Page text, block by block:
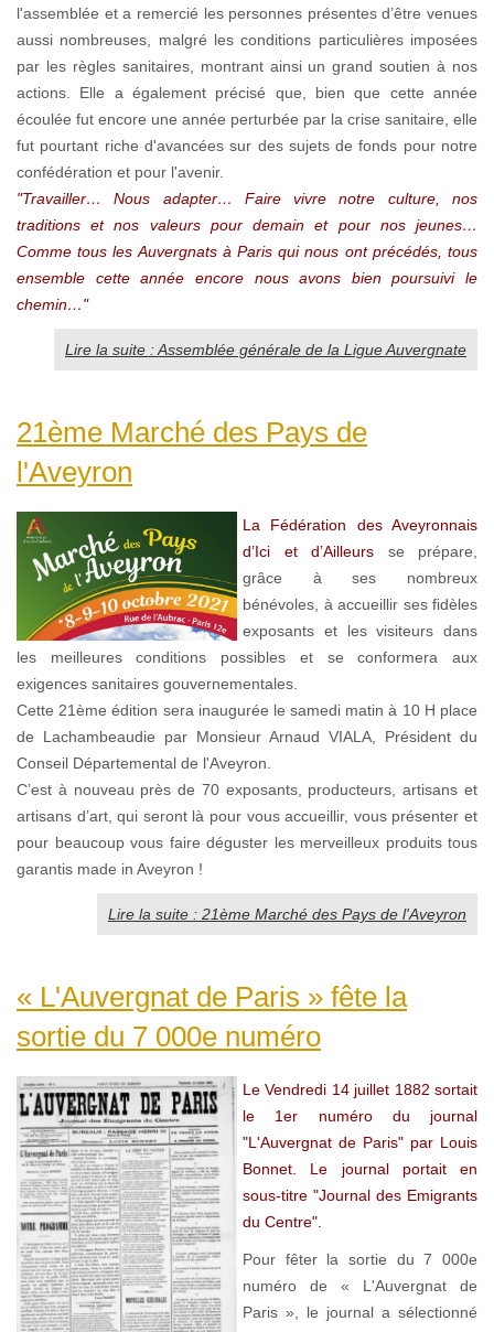
l'assemblée et a remercié les personnes présentes d’être venues
aussi nombreuses, malgré les conditions particulières imposées
par les règles sanitaires, montrant ainsi un grand soutien à nos
actions. Elle a également précisé que, bien que cette année
écoulée fut encore une année perturbée par la crise sanitaire, elle
fut pourtant riche d'avancées sur des sujets de fonds pour notre
confédération et pour l'avenir.
"Travailler… Nous adapter… Faire vivre notre culture, nos
traditions et nos valeurs pour demain et pour nos jeunes…
Comme tous les Auvergnats à Paris qui nous ont précédés, tous
ensemble cette année encore nous avons bien poursuivi le
chemin…"
Lire la suite : Assemblée générale de la Ligue Auvergnate
21ème Marché des Pays de
l'Aveyron
La Fédération des Aveyronnais
d’Ici et d’Ailleurs se prépare,
grâce à ses nombreux
bénévoles, à accueillir ses fidèles
exposants et les visiteurs dans
les meilleures conditions possibles et se conformera aux
exigences sanitaires gouvernementales.
Cette 21ème édition sera inaugurée le samedi matin à 10 H place
de Lachambeaudie par Monsieur Arnaud VIALA, Président du
Conseil Départemental de l'Aveyron.
C’est à nouveau près de 70 exposants, producteurs, artisans et
artisans d’art, qui seront là pour vous accueillir, vous présenter et
pour beaucoup vous faire déguster les merveilleux produits tous
garantis made in Aveyron !
Lire la suite : 21ème Marché des Pays de l'Aveyron
« L'Auvergnat de Paris » fête la
sortie du 7 000e numéro
Le Vendredi 14 juillet 1882 sortait
le
1er numéro du journal
"L'Auvergnat de Paris" par Louis
Bonnet. Le journal portait en
sous-titre "Journal des Emigrants
du Centre".
Pour fêter la sortie du 7 000e
numéro de « L'Auvergnat de
Paris », le journal a sélectionné